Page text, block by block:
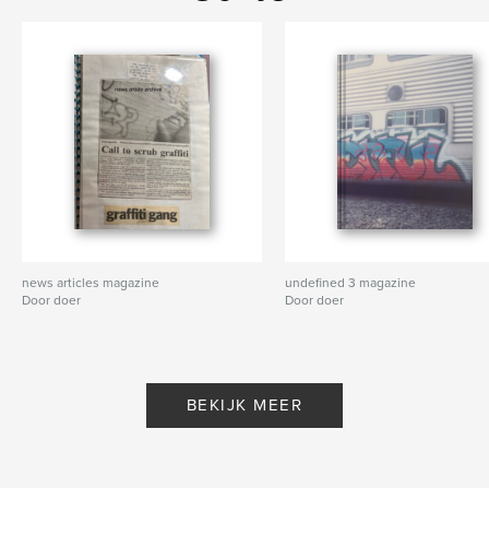
news articles magazine
Door doer
undefined 3 magazine
Door doer
BEKIJK MEER